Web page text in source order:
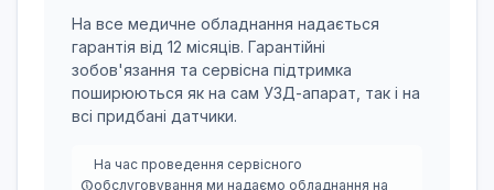
На все медичне обладнання надається
гарантія від 12 місяців. Гарантійні
зобов'язання та сервісна підтримка
поширюються як на сам УЗД-апарат, так і на
всі придбані датчики.
На час проведення сервісного
обслуговування ми надаємо обладнання на